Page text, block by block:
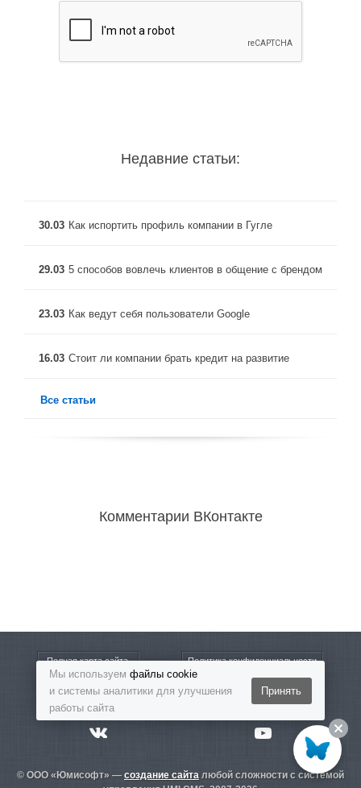
Недавние статьи:
30.03 Как испортить профиль компании в Гугле
29.03 5 способов вовлечь клиентов в общение с брендом
23.03 Как ведут себя пользователи Google
16.03 Стоит ли компании брать кредит на развитие
Все статьи
Комментарии ВКонтакте
Полная карта сайта Политика конфиденциальности
Бесплатный звонок 8-800-5555-864
© ООО «Юмисофт» —создание сайта любой сложности с системой
Мы используем файлы cookie
и системы аналитики для улучшения
работы сайта
Принять